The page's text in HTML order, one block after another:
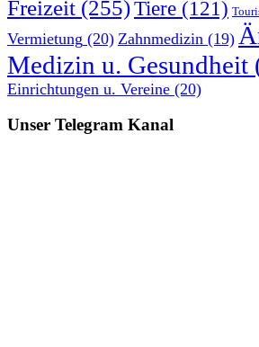
Freizeit (255)Tiere (121)
Vermietung (20) Zahnmedizin (19)
Medizin u. Gesundheit
Einrichtungen u. Vereine (20)
Unser Telegram Kanal